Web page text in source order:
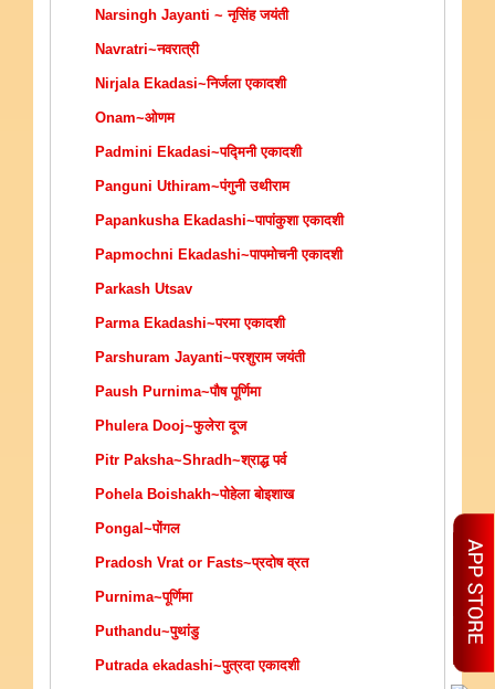
Narsingh Jayanti ~ नृसिंह जयंती
Navratri~नवरात्री
Nirjala Ekadasi~निर्जला एकादशी
Onam~ओणम
Padmini Ekadasi~पद्मिनी एकादशी
Panguni Uthiram~पंगुनी उथीराम
Papankusha Ekadashi~पापांकुशा एकादशी
Papmochni Ekadashi~पापमोचनी एकादशी
Parkash Utsav
Parma Ekadashi~परमा एकादशी
Parshuram Jayanti~परशुराम जयंती
Paush Purnima~पौष पूर्णिमा
Phulera Dooj~फुलेरा दूज
Pitr Paksha~Shradh~श्राद्ध पर्व
Pohela Boishakh~पोहेला बोइशाख
Pongal~पोंगल
Pradosh Vrat or Fasts~प्रदोष व्रत
Purnima~पूर्णिमा
Puthandu~पुथांडु
Putrada ekadashi~पुत्रदा एकादशी